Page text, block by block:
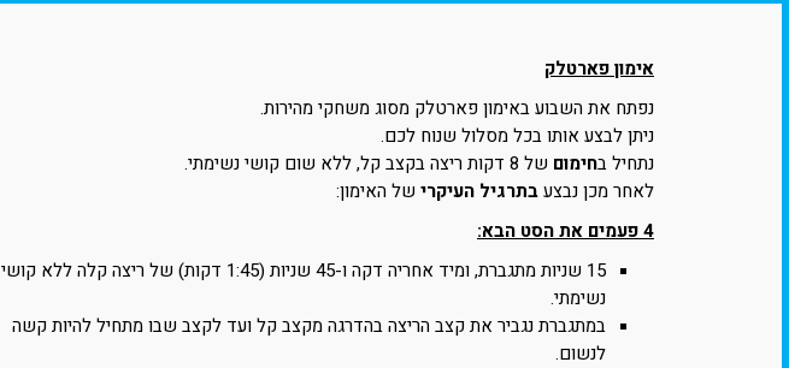
אימון פארטלק
נפתח את השבוע באימון פארטלק מסוג משחקי מהירות.
ניתן לבצע אותו בכל מסלול שנוח לכם.
נתחיל בחימום של 8 דקות ריצה בקצב קל, ללא שום קושי נשימתי.
לאחר מכן נבצעבתרגיל העיקרי של האימון:
4 פעמים את הסט הבא:
15 שניות מתגברת, ומיד אחריה דקה ו-45 שניות (1:45 דקות) של ריצה קלה ללא קושי
נשימתי.
במתגברת נגביר את קצב הריצה בהדרגה מקצב קל ועד לקצב שבו מתחיל להיות קשה
לנשום.